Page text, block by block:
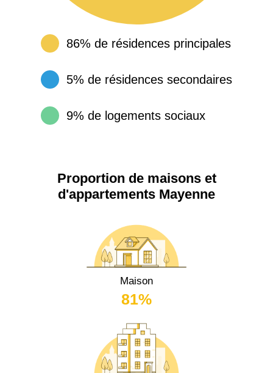
86% de résidences principales
5% de résidences secondaires
9% de logements sociaux
Proportion de maisons et
d'appartements Mayenne
Maison
81%